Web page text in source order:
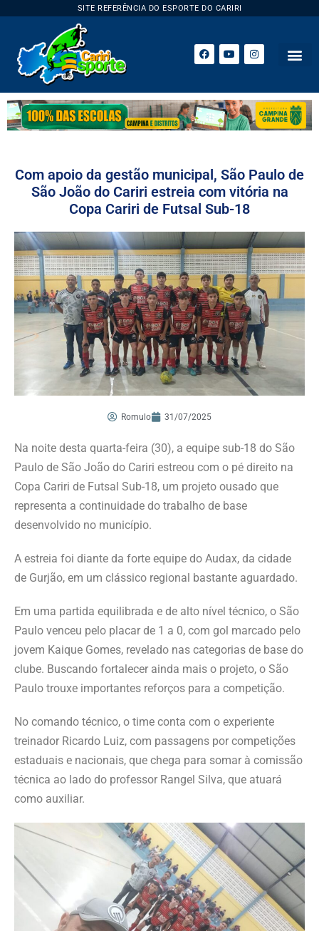
SITE REFERÊNCIA DO ESPORTE DO CARIRI
Com apoio da gestão municipal, São Paulo de
São João do Cariri estreia com vitória na
Copa Cariri de Futsal Sub-18
Romulo 31/07/2025
Na noite desta quarta-feira (30), a equipe sub-18 do São
Paulo de São João do Cariri estreou com o pé direito na
Copa Cariri de Futsal Sub-18, um projeto ousado que
representa a continuidade do trabalho de base
desenvolvido no município.
A estreia foi diante da forte equipe do Audax, da cidade
de Gurjão, em um clássico regional bastante aguardado.
Em uma partida equilibrada e de alto nível técnico, o São
Paulo venceu pelo placar de 1 a 0, com gol marcado pelo
jovem Kaique Gomes, revelado nas categorias de base do
clube. Buscando fortalecer ainda mais o projeto, o São
Paulo trouxe importantes reforços para a competição.
No comando técnico, o time conta com o experiente
treinador Ricardo Luiz, com passagens por competições
estaduais e nacionais, que chega para somar à comissão
técnica ao lado do professor Rangel Silva, que atuará
como auxiliar.